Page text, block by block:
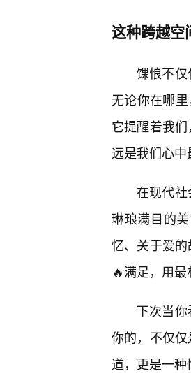
这种跨越空
馃悢不仅
无论你在哪
它提醒着我
远是我们心中
在现代
琳琅满目的
忆、关于爱
🔥满足，用最
下次当
你的，不仅
道，更是一种